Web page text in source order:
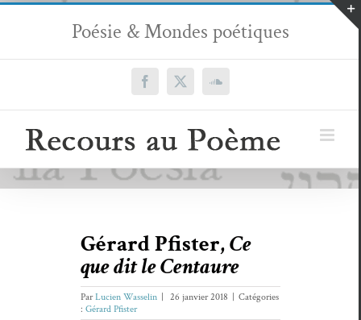
Passer
contenu
Poésie & Mondes poétiques
Facebook
X SoundCloud
Gérard Pfister,Ce
que dit le Centaure
ParLucien Wasselin 26 janvier 2018
Catégories
: Gérard Pfister